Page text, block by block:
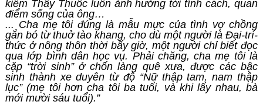
kiêm Thầy Thuốc luôn ảnh hưởng tới tính cách, quan
điểm sống của ông…
... Cha mẹ tôi đúng là mẫu mực của tình vợ chồng
gắn bó từ thuở tào khang, cho dù một người là Đại-trí-
thức ở nông thôn thời bấy giờ, một người chỉ biết đọc
qua lớp bình dân học vụ. Phải chăng, cha mẹ tôi là
cặp “trời sinh” ở chốn làng quê xưa, được các bậc
sinh thành xe duyên từ độ “Nữ thập tam, nam thập
lục” (mẹ tôi hơn cha tôi ba tuổi, và khi lấy nhau, bà
mới mười sáu tuổi).”